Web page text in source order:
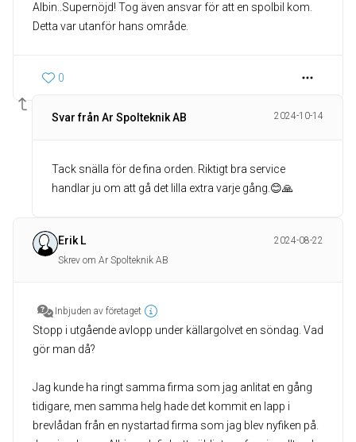
Albin..Supernöjd! Tog även ansvar för att en spolbil kom.
0
Svar från Ar Spolteknik AB 2024-10-14
Tack snälla för de fina orden. Riktigt bra service
handlar ju om att gå det lilla extra varje gång.😊🙏
Erik L
2024-08-22
Skrev om Ar Spolteknik AB
Inbjuden av företaget
Stopp i utgående avlopp under källargolvet en söndag. Vad
gör man då?
Jag kunde ha ringt samma firma som jag anlitat en gång
tidigare, men samma helg hade det kommit en lapp i
brevlådan från en nystartad firma som jag blev nyfiken på.